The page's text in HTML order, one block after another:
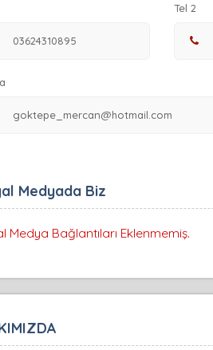
Tel 2
Medyada Biz
Medya Bağlantıları Eklenmemiş.